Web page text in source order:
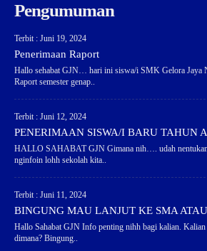
Pengumuman
Terbit : Juni 19, 2024
Penerimaan Raport
Hallo sehabat GJN… hari ini siswa/i SMK Gelora Jaya
Raport semester genap..
Terbit : Juni 12, 2024
PENERIMAAN SISWA/I BARU TAHUN
HALLO SAHABAT GJN Gimana nih…. udah nentukan
nginfoin lohh sekolah kita..
Terbit : Juni 11, 2024
BINGUNG MAU LANJUT KE SMA
Hallo Sahabat GJN Info penting nihh bagi kalian.
dimana? Bingung..